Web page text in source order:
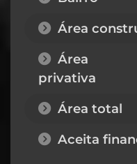
Área
Área
privativa
Área total
Aceita